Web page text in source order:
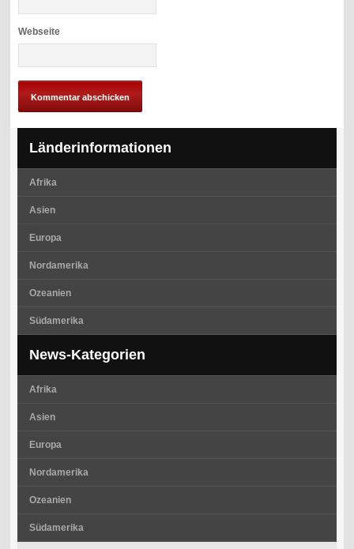
Webseite
Länderinformationen
Afrika
Asien
Europa
Nordamerika
Ozeanien
Südamerika
News-Kategorien
Afrika
Asien
Europa
Nordamerika
Ozeanien
Südamerika